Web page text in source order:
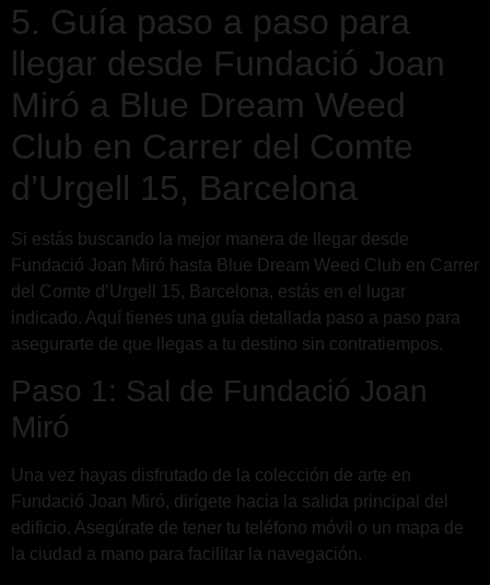
5. Guía paso a paso para
llegar desde Fundació Joan
Miró a Blue Dream Weed
Club en Carrer del Comte
d’Urgell 15, Barcelona
Si estás buscando la mejor manera de llegar desde
Fundació Joan Miró hasta Blue Dream Weed Club en Carrer
del Comte d’Urgell 15, Barcelona, estás en el lugar
indicado. Aquí tienes una guía detallada paso a paso para
asegurarte de que llegas a tu destino sin contratiempos.
Paso 1: Sal de Fundació Joan
Miró
Una vez hayas disfrutado de la colección de arte en
Fundació Joan Miró, dirígete hacia la salida principal del
edificio. Asegúrate de tener tu teléfono móvil o un mapa de
la ciudad a mano para facilitar la navegación.